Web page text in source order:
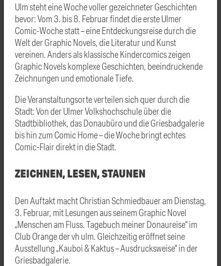
Ulm steht eine Woche voller gezeichneter Geschichten
bevor: Vom 3. bis 8. Februar findet die erste Ulmer
Comic-Woche statt – eine Entdeckungsreise durch die
Welt der Graphic Novels, die Literatur und Kunst
vereinen. Anders als klassische Kindercomics zeigen
Graphic Novels komplexe Geschichten, beeindruckende
Zeichnungen und emotionale Tiefe.
Die Veranstaltungsorte verteilen sich quer durch die
Stadt: Von der Ulmer Volkshochschule über die
Stadtbibliothek, das Donaubüro und die Griesbadgalerie
bis hin zum Comic Home – die Woche bringt echtes
Comic-Flair direkt in die Stadt.
ZEICHNEN, LESEN, STAUNEN
Den Auftakt macht Christian Schmiedbauer am Dienstag,
3. Februar, mit Lesungen aus seinem Graphic Novel
„Menschen am Fluss. Tagebuch meiner Donaureise“ im
Club Orange der vh ulm. Gleichzeitig eröffnet seine
Ausstellung „Kauboi & Kaktus – Ausdrucksweise“ in der
Griesbadgalerie.